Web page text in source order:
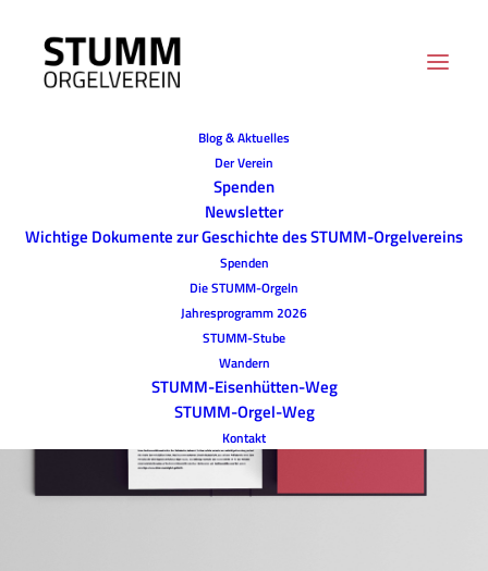
Blog & Aktuelles
Der Verein
Spenden
Newsletter
Wichtige Dokumente zur Geschichte des STUMM-Orgelvereins
Spenden
Die STUMM-Orgeln
Jahresprogramm 2026
STUMM-Stube
Wandern
STUMM-Eisenhütten-Weg
STUMM-Orgel-Weg
Kontakt